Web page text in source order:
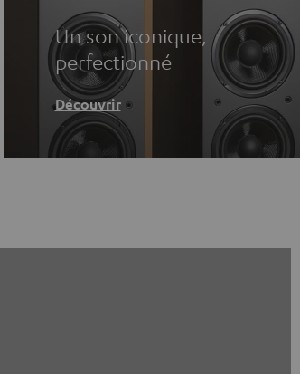
Un son iconique,
perfectionné
Découvrir